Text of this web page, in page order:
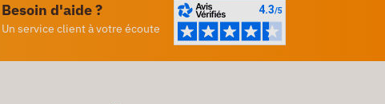
Besoin d'aide ?
Un service client à votre écoute